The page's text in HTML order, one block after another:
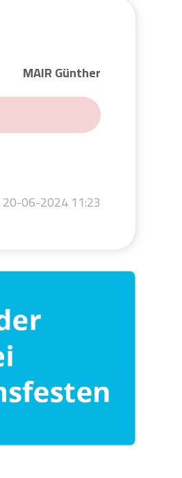
MAIR Günther
20-06-2024 11:23